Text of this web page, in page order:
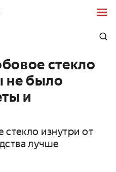
стекло
не было
и
стекло изнутри от
лучше